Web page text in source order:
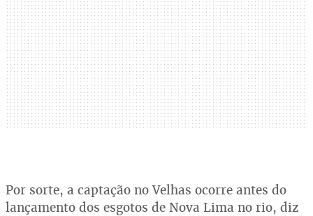
Por sorte, a captação no Velhas ocorre antes do
lançamento dos esgotos de Nova Lima no rio, diz